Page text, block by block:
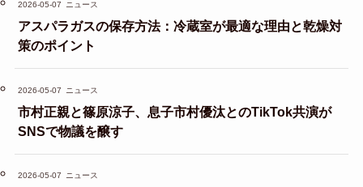
2026-05-07 ニュース
アスパラガスの保存方法：冷蔵室が最適な理由と乾燥対
策のポイント
2026-05-07 ニュース
市村正親と篠原涼子、息子市村優汰とのTikTok共演が
SNSで物議を醸す
2026-05-07 ニュース